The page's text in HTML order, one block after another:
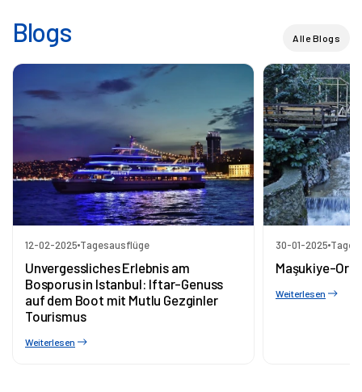
Blogs Alle Blogs
12-02-2025 Tagesausflüge
Unvergessliches Erlebnis am
Bosporus in Istanbul: Iftar-Genuss
auf dem Boot mit Mutlu Gezginler
Tourismus
Weiterlesen
30-01-2025
Maşukiye-
Weiterlesen